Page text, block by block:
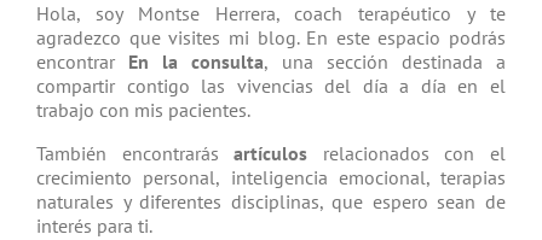
Hola, soy Montse Herrera, coach tera­péutico y te
agradezco que visites mi blog. En este espacio podrás
encontrar En la consulta, una sección destinada a
compartir contigo las vivencias del día a día en el
trabajo con mis pacientes.
También encontrarásartículos relacio­nados con el
crecimiento personal, inteligencia emocional, terapias
natu­rales y diferentes disciplinas, que espero sean de
interés para ti.